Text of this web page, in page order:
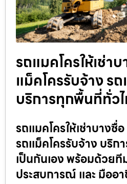
รถแมคโครให้เช่า
แม็คโครรับจ้าง รถ
บริการทุกพื้นที่ทั่ว
รถแมคโครให้เช่าบางซื่
รถแม็คโครรับจ้าง บริก
เป็นกันเอง พร้อมด้วย
ประสบการณ์ และ มืออ